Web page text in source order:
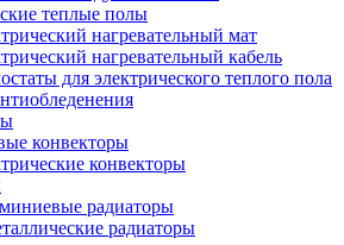
теплые полы
нагревательный мат
нагревательный кабель
для электрического теплого пола
конвекторы
конвекторы
радиаторы
радиаторы